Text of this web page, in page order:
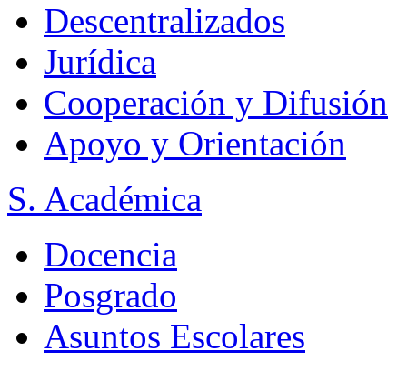
Descentralizados
Jurídica
Cooperación y Difusión
Apoyo y Orientación
S. Académica
Docencia
Posgrado
Asuntos Escolares